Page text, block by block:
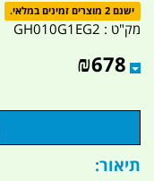
ישנם 2 מוצרים זמינים במלאי.
מק"ט : GH010G1EG2
₪678
תיאור: